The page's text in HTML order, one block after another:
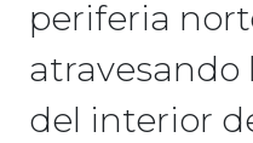
periferia
atravesando
del interior